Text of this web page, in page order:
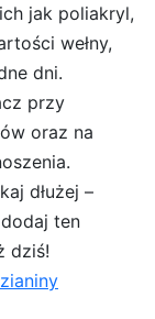
jak poliakryl,
wełny,
dni.
przy
oraz na
dłużej –
ten
dziś!